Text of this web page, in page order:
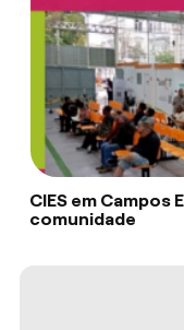
CIES em Campos
comunidade